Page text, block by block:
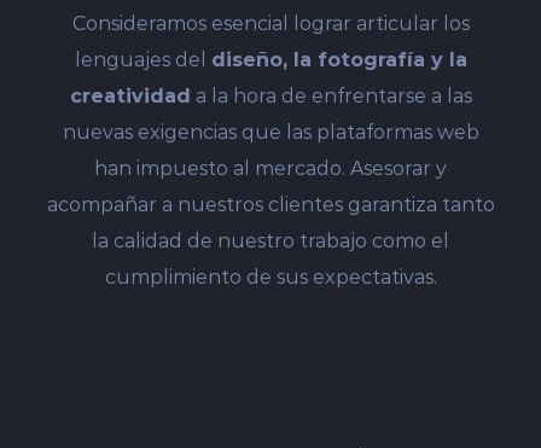
Consideramos esencial lograr articular los
lenguajes del diseño, la fotografía y la
creatividad a la hora de enfrentarse a las
nuevas exigencias que las plataformas web
han impuesto al mercado. Asesorar y
acompañar a nuestros clientes garantiza tanto
la calidad de nuestro trabajo como el
cumplimiento de sus expectativas.